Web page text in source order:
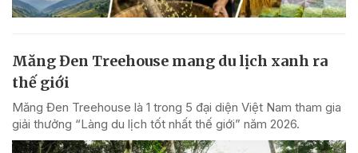
Măng Đen Treehouse mang du lịch xanh ra
thế giới
Măng Đen Treehouse là 1 trong 5 đại diện Việt Nam tham gia
giải thưởng “Làng du lịch tốt nhất thế giới” năm 2026.